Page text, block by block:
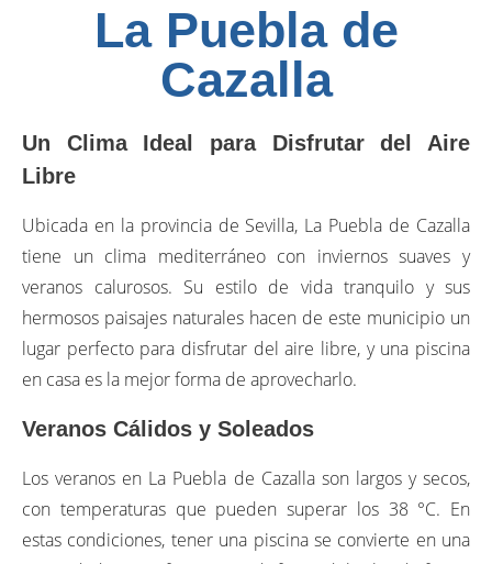
La Puebla de
Cazalla
Un Clima Ideal para Disfrutar del Aire
Libre
Ubicada en la provincia de Sevilla, La Puebla de Cazalla
tiene un clima mediterráneo con inviernos suaves y
veranos calurosos. Su estilo de vida tranquilo y sus
hermosos paisajes naturales hacen de este municipio un
lugar perfecto para disfrutar del aire libre, y una piscina
en casa es la mejor forma de aprovecharlo.
Veranos Cálidos y Soleados
Los veranos en La Puebla de Cazalla son largos y secos,
con temperaturas que pueden superar los 38 °C. En
estas condiciones, tener una piscina se convierte en una